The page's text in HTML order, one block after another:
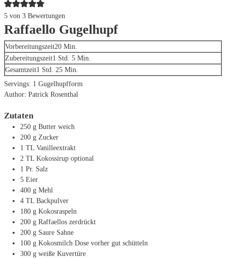
5 von 3 Bewertungen
Raffaello Gugelhupf
Vorbereitungszeit20Minuten
Min.
Zubereitungszeit1 Stunde
Std. 5Minuten
Min.
Gesamtzeit1 Stunde
Std. 25Minuten
Min.
Servings: 1 Gugelhupfform
Author: Patrick Rosenthal
Zutaten
250 g Butter weich
200 g Zucker
1 TL Vanilleextrakt
2 TL Kokossirup optional
1 Pr. Salz
5 Eier
400 g Mehl
4 TL Backpulver
180 g Kokosraspeln
200 g Raffaellos zerdrückt
200 g Saure Sahne
100 g Kokosmilch Dose vorher gut schütteln
300 g weiße Kuvertüre